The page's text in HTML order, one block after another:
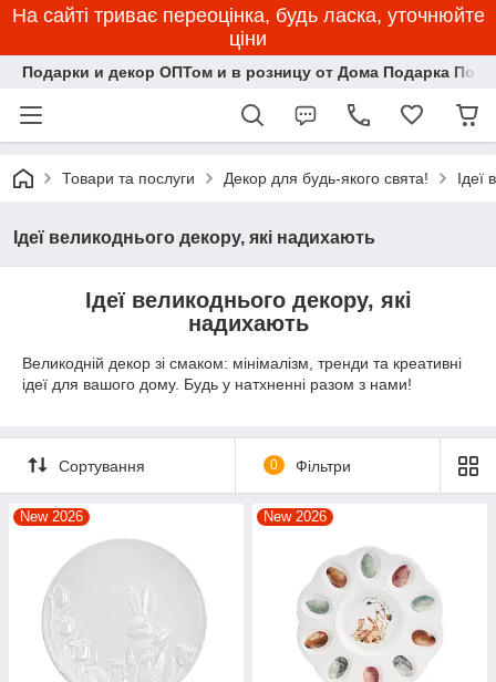
На сайті триває переоцінка, будь ласка, уточнюйте
ціни
Подарки и декор ОПТом и в розницу от Дома Подарка
Товари та послуги Декор для будь-якого свята! Ідеї
Ідеї великоднього декору, які надихають
Ідеї великоднього декору, які
надихають
Великодній декор зі смаком: мінімалізм, тренди та креативні
ідеї для вашого дому. Будь у натхненні разом з нами!
Сортування 0 Фільтри
New 2026 New 2026